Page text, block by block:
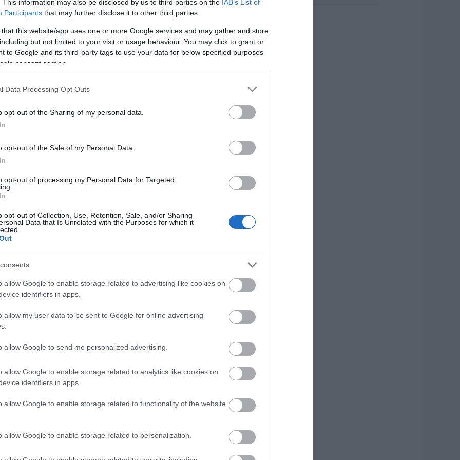
This information may also be disclosed by us to third parties on the IAB’s List of
Participants that may further disclose it to other third parties.
that this website/app uses one or more Google services and may gather and store
but not limited to your visit or usage behaviour. You may click to grant or
to Google and its third-party tags to use your data for below specified purposes
consent section.
Data Processing Opt Outs
opt-out of the Sharing of my personal data.
opt-out of the Sale of my Personal Data.
opt-out of processing my Personal Data for Targeted
opt-out of Collection, Use, Retention, Sale, and/or Sharing
Data that Is Unrelated with the Purposes for which it
allow Google to enable storage related to advertising like cookies on
identifiers in apps.
allow my user data to be sent to Google for online advertising
allow Google to send me personalized advertising.
allow Google to enable storage related to analytics like cookies on
identifiers in apps.
allow Google to enable storage related to functionality of the website
allow Google to enable storage related to personalization.
δίκτυο ύδρευσης, έχει διακοπεί η
ήδη στο σημείο και εργάζονται για
της βλάβης.
και θα υπάρξει νέα ενημέρωση μόλις
Αυγούστου
Καιρός: Πάνω από
35 βαθμούς σήμερα
Εύβοια
Εύβοια: Σήμερα το
τελευταίο αντίο
τροχαίο με
αγριογούρουνο
Φωτιά στη Σκύρο:
δυνάμεις της
Πυροσβεστικής
Συνελήφθη 63χρονη
Σκύρο
Φωτιά στη Σκύρο:
Νέες εικόνες και
βίντεο
06.08.2026 | 22:04